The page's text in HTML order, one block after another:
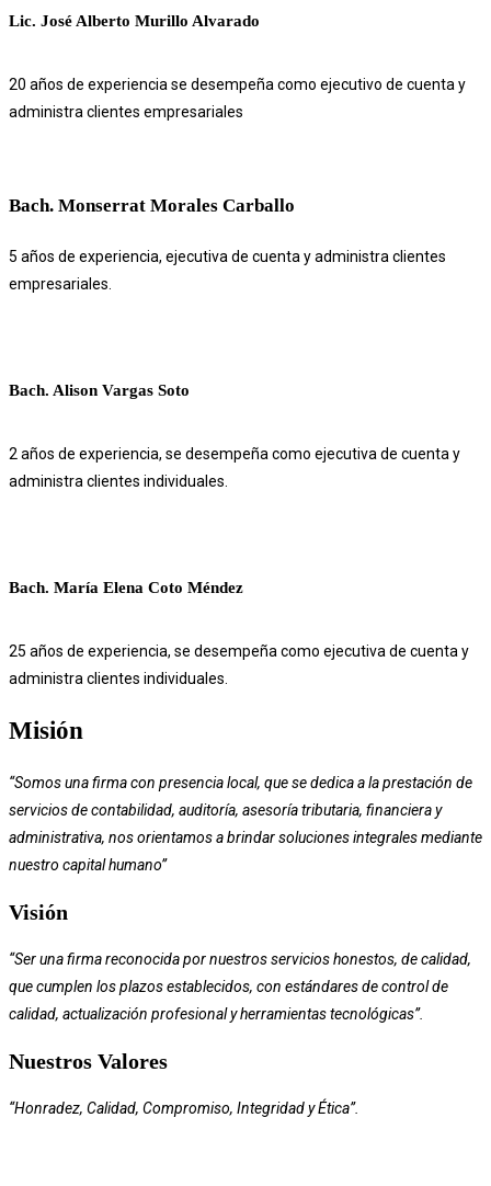
Lic. José Alberto Murillo Alvarado
20 años de experiencia se desempeña como ejecutivo de cuenta y
administra clientes empresariales
Bach. Monserrat Morales Carballo
5 años de experiencia, ejecutiva de cuenta y administra clientes
empresariales.
Bach. Alison Vargas Soto
2 años de experiencia, se desempeña como ejecutiva de cuenta y
administra clientes individuales.
Bach. María Elena Coto Méndez
25 años de experiencia, se desempeña como ejecutiva de cuenta y
administra clientes individuales.
Misión
“Somos una firma con presencia local, que se dedica a la prestación de
servicios de contabilidad, auditoría, asesoría tributaria, financiera y
administrativa, nos orientamos a brindar soluciones integrales mediante
nuestro capital humano”
Visión
“Ser una firma reconocida por nuestros servicios honestos, de calidad,
que cumplen los plazos establecidos, con estándares de control de
calidad, actualización profesional y herramientas tecnológicas”.
Nuestros Valores
“Honradez, Calidad, Compromiso, Integridad y Ética”.